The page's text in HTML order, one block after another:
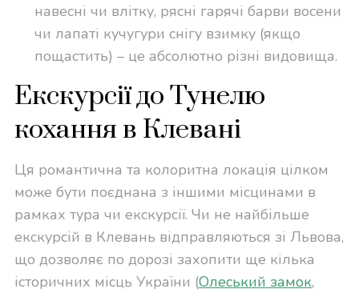
навесні чи влітку, рясні гарячі барви восени
чи лапаті кучугури снігу взимку (якщо
пощастить) – це абсолютно різні видовища.
Екскурсії до Тунелю
кохання в Клевані
Ця романтична та колоритна локація цілком
може бути поєднана з іншими місцинами в
рамках тура чи екскурсії. Чи не найбільше
екскурсій в Клевань відправляються зі Львова,
що дозволяє по дорозі захопити ще кілька
історичних місць України (Олеський замок,